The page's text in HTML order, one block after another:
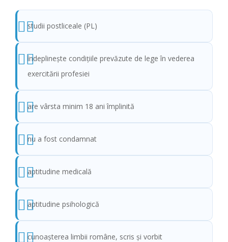
studii postliceale (PL)
îndeplinește condițiile prevăzute de lege în vederea
exercitării profesiei
are vârsta minim 18 ani împlinită
nu a fost condamnat
aptitudine medicală
aptitudine psihologică
cunoaşterea limbii române, scris şi vorbit